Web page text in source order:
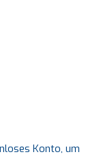
Konto, um